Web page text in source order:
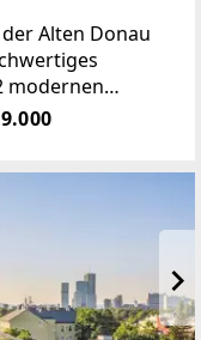
Alten Donau
modernen
als Maisonette-